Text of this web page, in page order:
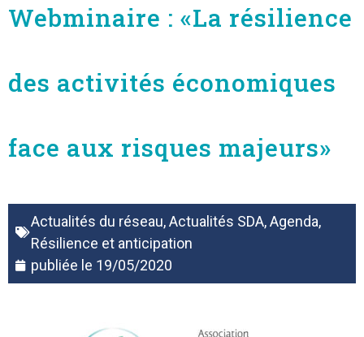
Webminaire : «La résilience
des activités économiques
face aux risques majeurs»
Actualités du réseau,Actualités SDA,Agenda,
Résilience et anticipation
publiée le 19/05/2020